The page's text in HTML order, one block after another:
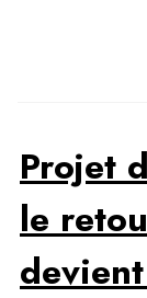
Projet
le